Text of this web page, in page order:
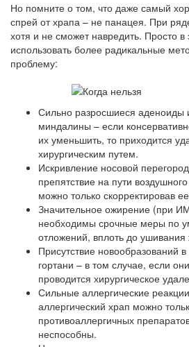
Но помните о том, что даже самый
спрей от храпа – не панацея. При
хотя и не сможет навредить. Просто в
использовать более радикальные
проблему:
Сильно разросшиеся аденоиды
миндалины – если
их уменьшить, то приходится
хирургическим путем.
Искривление носовой
препятствие на пути
можно только скорректировав
Значительное ожирение (при
необходимы срочные меры по
отложений, вплоть до ушивания
Присутствие новообразований
гортани – в том случае, если
проводится хирургическое
Сильные аллергические
аллергический храп можно
противоаллергичных
неспособны.